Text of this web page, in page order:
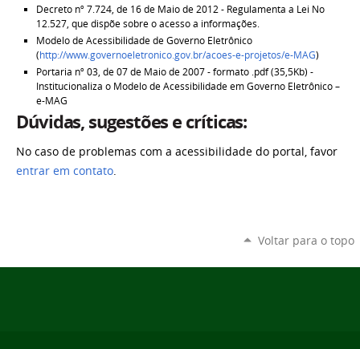
Decreto nº 7.724, de 16 de Maio de 2012 - Regulamenta a Lei No
12.527, que dispõe sobre o acesso a informações.
Modelo de Acessibilidade de Governo Eletrônico
(http://www.governoeletronico.gov.br/acoes-e-projetos/e-MAG)
Portaria nº 03, de 07 de Maio de 2007 - formato .pdf (35,5Kb) -
Institucionaliza o Modelo de Acessibilidade em Governo Eletrônico –
e-MAG
Dúvidas, sugestões e críticas:
No caso de problemas com a acessibilidade do portal, favor
entrar em contato.
Voltar para o topo